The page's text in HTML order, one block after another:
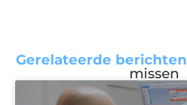
Gerelateerde berichten
missen